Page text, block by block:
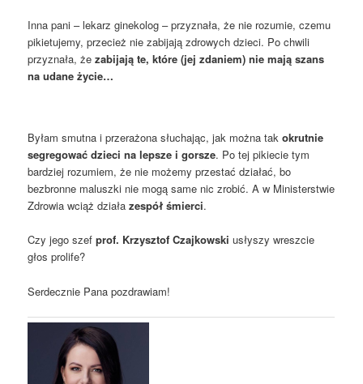
Inna pani – lekarz ginekolog – przyznała, że nie rozumie, czemu
pikietujemy, przecież nie zabijają zdrowych dzieci. Po chwili
przyznała, żezabijają te, które (jej zdaniem) nie mają szans
na udane życie…
Byłam smutna i przerażona słuchając, jak można takokrutnie
segregować dzieci na lepsze i gorsze. Po tej pikiecie tym
bardziej rozumiem, że nie możemy przestać działać, bo
bezbronne maluszki nie mogą same nic zrobić. A w Ministerstwie
Zdrowia wciąż działazespół śmierci.
Czy jego szefprof. Krzysztof Czajkowski usłyszy wreszcie
głos prolife?
Serdecznie Pana pozdrawiam!